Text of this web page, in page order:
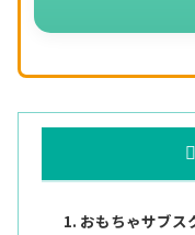
おもちゃサブス